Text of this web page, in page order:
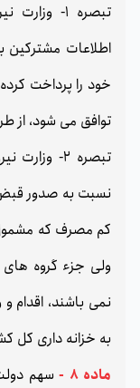
تبصره 1-
اطلاعات مشترکین
خود را پرداخت
توافق می شود، از
تبصره 2-
نسبت به صدور
کم مصرف که
نمی باشند، اقدام
به خزانه داری کل
ماده 8 -
سهم